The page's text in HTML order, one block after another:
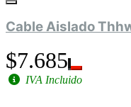
Cable Aislado
$7.685
IVA Incluido